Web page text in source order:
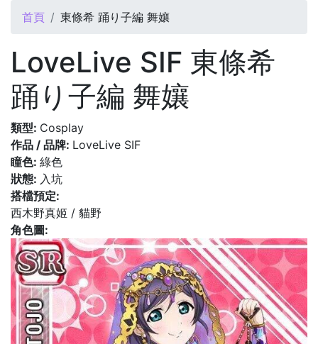
您在這裡
首頁 東條希 踊り子編 舞孃
LoveLive SIF 東條希
踊り子編 舞孃
類型: Cosplay
作品 / 品牌: LoveLive SIF
瞳色: 綠色
狀態: 入坑
搭檔預定:
西木野真姬 / 貓野
角色圖: